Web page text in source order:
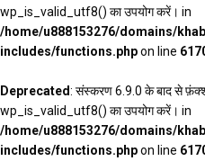
wp_is_valid_utf8() का उपयोग करें। in
/home/u888153276/domains/
includes/functions.phpon line
Deprecated: संस्करण 6.9.0 के बाद से
wp_is_valid_utf8() का उपयोग करें। in
/home/u888153276/domains/
includes/functions.phpon line